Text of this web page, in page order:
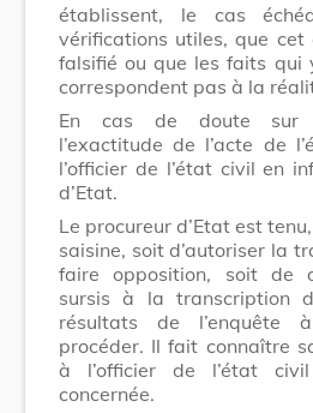
établissent, le cas
vérifications utiles, que cet
falsifié ou que les faits qui
correspondent pas à la
En cas de doute sur
l’exactitude de l’acte de
l’officier de l’état civil en
d’Etat.
Le procureur d’Etat est
saisine, soit d’autoriser la
faire opposition, soit de
sursis à la transcription
résultats de
procéder. Il fait connaître
à l’officier de l’état
concernée.